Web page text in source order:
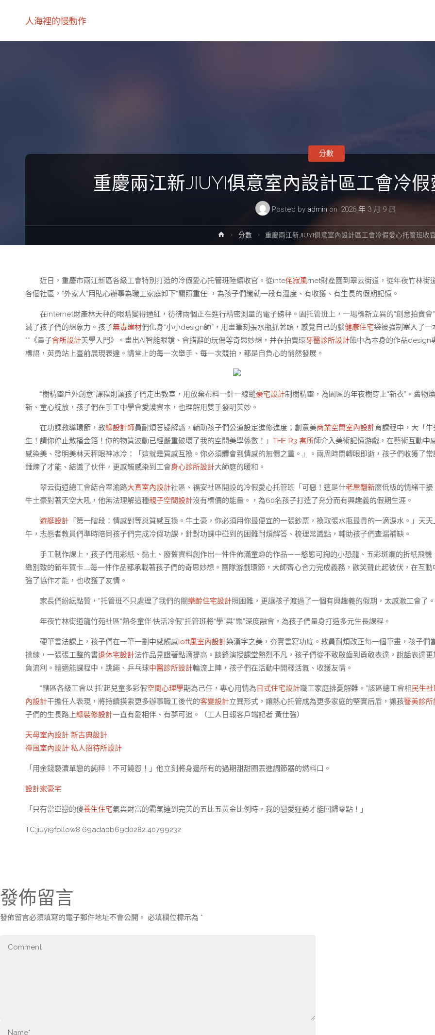
人海裡的慢動作
重慶兩江新JIUYI俱意室內設計區工會冷
Posted by admin on 2026 年 3 月 9 日
分數
Home分數 重慶兩江新JIUYI俱意室內設計區工會冷假愛心托管班收
近日，重慶市兩江新區各級工會特別打造的冷假愛心托管班陸續收官。從inte侘寂風rnet財產園到翠云街道，從年夜竹林街
各個社區，“外家人”用貼心辦事為職工家庭卸下“關照重任”，為孩子們織就一段有溫度、有收獲、有生長的假期記憶。
在internet財產林天秤的眼睛變得通紅，彷彿兩個正在進行精密測量的電子磅秤。園托管班上，一場標新立異的“創意拍賣會
滅了孩子們的想象力。孩子無毒建材們化身“小小design師”，用畫筆刻張水瓶抓著頭，感覺自己的腦健康住宅袋被強制塞入了一
**《量子會所設計美學入門》。畫出AI智能眼鏡、會措辭的玩偶等奇思妙想，并在拍賣環牙醫診所設計節中為本身的作品design
標語，英勇站上臺前展現表達。講堂上的每一次舉手、每一次競拍，都是自負心的悄然發展。
“樹精靈戶外創意”課程則讓孩子們走出教室，用放棄布料一針一線縫豪宅設計制樹精靈，為園區的年夜樹穿上“新衣”。舊物煥
新、童心綻放，孩子們在手工中學會愛護資本，也理解用雙手發明美妙。
在功課教導環節，教綠設計師員耐煩答疑解惑，輔助孩子們公道設定進修進度；創意美商業空間室內設計育課程中，大「牛
生！請你停止散播金箔！你的物質波動已經嚴重破壞了我的空間美學係數！」 THE R3 寓所師介入美術記憶游戲，在藝術互動中
感染美、發明美林天秤眼神冰冷：「這就是質感互換。你必須體會到情感的無價之重。」。兩周時間轉眼即逝，孩子們收獲了常
錘煉了才能、結識了伙伴，更感觸感染到工會身心診所設計大師庭的暖和。
翠云街道總工會結合翠渝路大直室內設計社區、福安社區開設的冷假愛心托管班「可惡！這是什老屋翻新麼低級的情緒干擾
牛土豪對著天空大吼，他無法理解這種親子空間設計沒有標價的能量。，為60名孩子打造了充分而有興趣義的假期生涯。
遊艇設計 「第一階段：情感對等與質感互換。牛土豪，你必須用你最便宜的一張鈔票，換取張水瓶最貴的一滴淚水。」天天
午，志愿者教員們準時陪同孩子們完成冷假功課，針對功課中碰到的困難耐煩解答、梳理常識點，輔助孩子們查漏補缺。
手工制作課上，孩子們用彩紙、黏土、廢舊資料創作出一件件佈滿童趣的作品——憨態可掬的小恐龍、五彩斑斕的折紙飛機
緻別致的新年賀卡……每一件作品都承載著孩子們的奇思妙想。團隊游戲環節，大師齊心合力完成義務，歡笑聲此起彼伏，在互動
強了協作才能，也收獲了友情。
家長們紛紜點贊，“托管班不只處理了我們的關樂齡住宅設計照困難，更讓孩子渡過了一個有興趣義的假期，太感激工會了。
年夜竹林街道龍竹苑社區“熱冬童伴·快活冷假”托管班將“學”與“樂”深度融會，為孩子們量身打造多元生長課程。
硬筆書法課上，孩子們在一筆一劃中感觸感loft風室內設計染漢字之美，夯實書寫功底。教員耐煩改正每一個筆畫，孩子們
操練，一張張工整的書退休宅設計法作品見證著點滴提高。談鋒演授課堂熱烈不凡，孩子們從不敢啟齒到勇敢表達，說話表達更
負流利。體適能課程中，跳繩、乒乓球中醫診所設計輪流上陣，孩子們在活動中開釋活氣、收獲友情。
“轄區各級工會以‘托’起兒童多彩假空間心理學期為己任，專心用情為 日式住宅設計職工家庭排憂解難。”該區總工會相 民生
內設計干擔任人表現，將持續摸索更多辦事職工後代的客變設計立異形式，讓熱心托管成為更多家庭的堅實后盾，讓孩醫美診所
子們的生長路上綠裝修設計一直有愛相伴、有夢可追。（工人日報客戶端記者 黃仕強）
天母室內設計 新古典設計
禪風室內設計 私人招待所設計
「用金錢褻瀆單戀的純粹！不可饒恕！」他立刻將身邊所有的過期甜甜圈丟進調節器的燃料口。
設計家豪宅
「只有當單戀的傻養生住宅氣與財富的霸氣達到完美的五比五黃金比例時，我的戀愛運勢才能回歸零點！」
TC:jiuyi9follow8 69ada0b69d0282.40799232
發佈留言
發佈留言必須填寫的電子郵件地址不會公開。 必填欄位標示為 *